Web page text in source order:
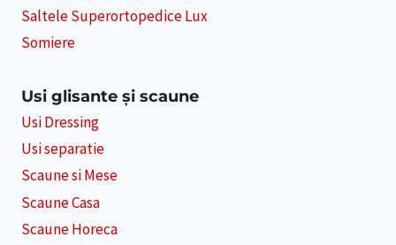
Saltele Superortopedice Lux
Somiere
Usi glisante și scaune
Usi Dressing
Usi separatie
Scaune si Mese
Scaune Casa
Scaune Horeca